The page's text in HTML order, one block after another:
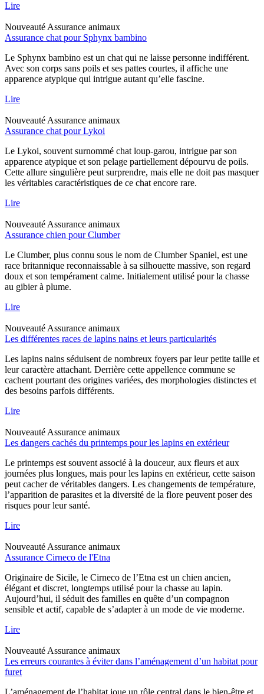
Lire
Nouveauté Assurance animaux
Assurance chat pour Sphynx bambino
Le Sphynx bambino est un chat qui ne laisse personne indifférent.
Avec son corps sans poils et ses pattes courtes, il affiche une
apparence atypique qui intrigue autant qu’elle fascine.
Lire
Nouveauté Assurance animaux
Assurance chat pour Lykoi
Le Lykoi, souvent surnommé chat loup-garou, intrigue par son
apparence atypique et son pelage partiellement dépourvu de poils.
Cette allure singulière peut surprendre, mais elle ne doit pas masquer
les véritables caractéristiques de ce chat encore rare.
Lire
Nouveauté Assurance animaux
Assurance chien pour Clumber
Le Clumber, plus connu sous le nom de Clumber Spaniel, est une
race britannique reconnaissable à sa silhouette massive, son regard
doux et son tempérament calme. Initialement utilisé pour la chasse
au gibier à plume.
Lire
Nouveauté Assurance animaux
Les différentes races de lapins nains et leurs particularités
Les lapins nains séduisent de nombreux foyers par leur petite taille et
leur caractère attachant. Derrière cette appellence commune se
cachent pourtant des origines variées, des morphologies distinctes et
des besoins parfois différents.
Lire
Nouveauté Assurance animaux
Les dangers cachés du printemps pour les lapins en extérieur
Le printemps est souvent associé à la douceur, aux fleurs et aux
journées plus longues, mais pour les lapins en extérieur, cette saison
peut cacher de véritables dangers. Les changements de température,
l’apparition de parasites et la diversité de la flore peuvent poser des
risques pour leur santé.
Lire
Nouveauté Assurance animaux
Assurance Cirneco de l'Etna
Originaire de Sicile, le Cirneco de l’Etna est un chien ancien,
élégant et discret, longtemps utilisé pour la chasse au lapin.
Aujourd’hui, il séduit des familles en quête d’un compagnon
sensible et actif, capable de s’adapter à un mode de vie moderne.
Lire
Nouveauté Assurance animaux
Les erreurs courantes à éviter dans l’aménagement d’un habitat pour
furet
L’aménagement de l’habitat joue un rôle central dans le bien-être et